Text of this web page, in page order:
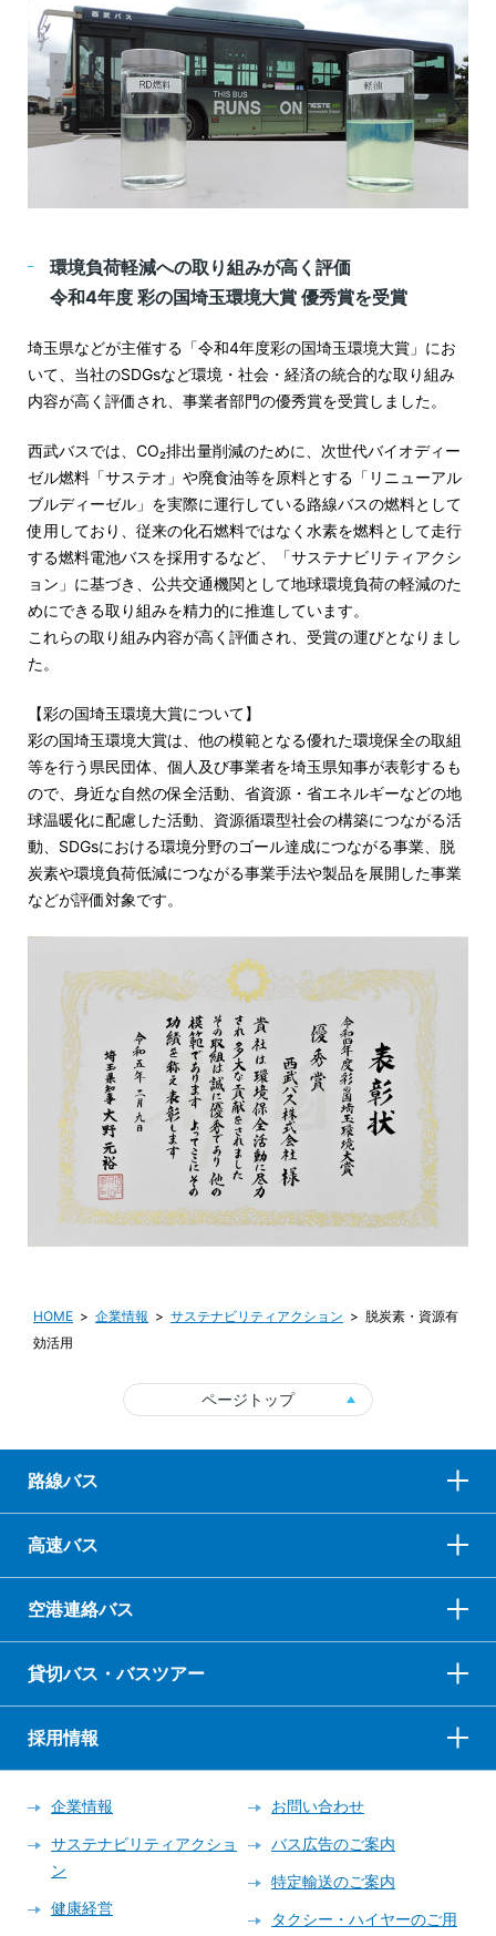
環境負荷軽減への取り組みが高く評価
令和4年度 彩の国埼玉環境大賞 優秀賞を受賞
埼玉県などが主催する「令和4年度彩の国埼玉環境大賞」にお
いて、当社のSDGsなど環境・社会・経済の統合的な取り組み
内容が高く評価され、事業者部門の優秀賞を受賞しました。
西武バスでは、CO₂排出量削減のために、次世代バイオディー
ゼル燃料「サステオ」や廃食油等を原料とする「リニューアル
ブルディーゼル」を実際に運行している路線バスの燃料として
使用しており、従来の化石燃料ではなく水素を燃料として走行
する燃料電池バスを採用するなど、「サステナビリティアクシ
ョン」に基づき、公共交通機関として地球環境負荷の軽減のた
めにできる取り組みを精力的に推進しています。
これらの取り組み内容が高く評価され、受賞の運びとなりまし
た。
【彩の国埼玉環境大賞について】
彩の国埼玉環境大賞は、他の模範となる優れた環境保全の取組
等を行う県民団体、個人及び事業者を埼玉県知事が表彰するも
ので、身近な自然の保全活動、省資源・省エネルギーなどの地
球温暖化に配慮した活動、資源循環型社会の構築につながる活
動、SDGsにおける環境分野のゴール達成につながる事業、脱
炭素や環境負荷低減につながる事業手法や製品を展開した事業
などが評価対象です。
HOME 企業情報 サステナビリティアクション
脱炭素・資源有
効活用
ページトップ
路線バス
高速バス
空港連絡バス
貸切バス・バスツアー
採用情報
企業情報
サステナビリティアクショ
ン
健康経営
お問い合わせ
バス広告のご案内
特定輸送のご案内
タクシー・ハイヤーのご用